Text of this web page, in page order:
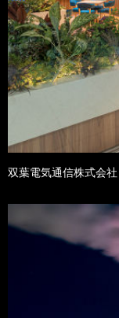
双葉電気通信株式会